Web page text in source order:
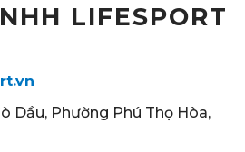
LIFESPORT
Dầu, Phường Phú Thọ Hòa,